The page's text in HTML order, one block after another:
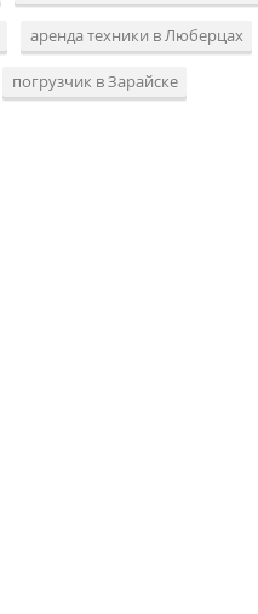
аренда техники в Люберцах
погрузчик в Зарайске